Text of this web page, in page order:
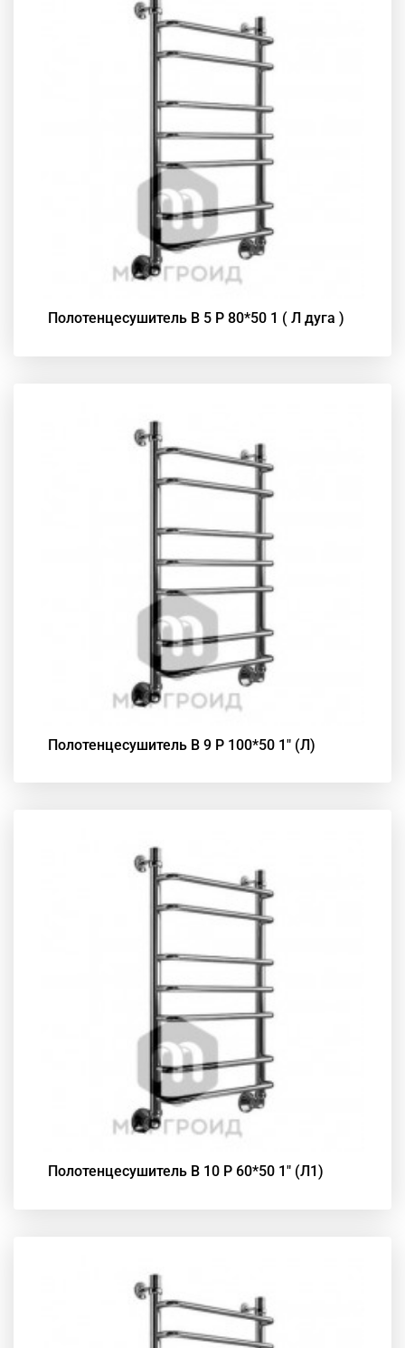
Полотенцесушитель В 5 Р 80*50 1 ( Л дуга )
Полотенцесушитель В 9 Р 100*50 1" (Л)
Полотенцесушитель В 10 Р 60*50 1" (Л1)